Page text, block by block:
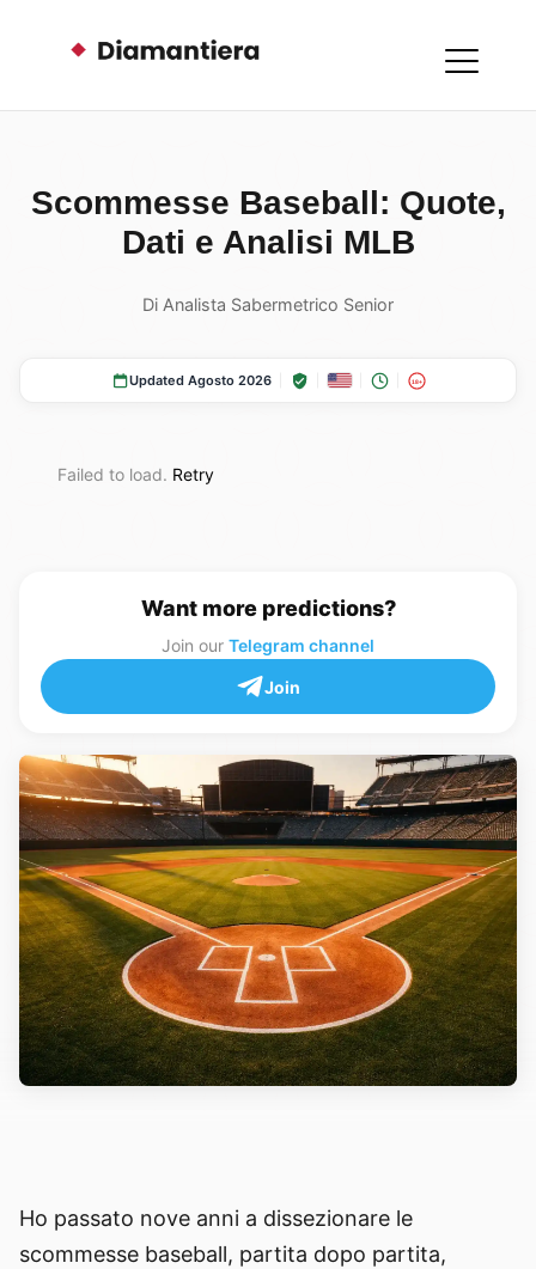
Scommesse Baseball: Quote,
Dati e Analisi MLB
Di Analista Sabermetrico Senior
Updated Agosto 2026 18+
Failed to load. Retry
Want more predictions?
Join our Telegram channel
Join
Ho passato nove anni a dissezionare le
scommesse baseball, partita dopo partita,